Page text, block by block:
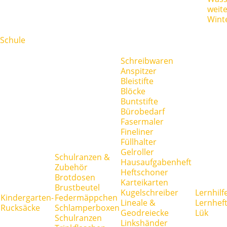
Schule
Kindergarten-
Rucksäcke
Schulranzen &
Zubehör
Brotdosen
Brustbeutel
Federmäppchen
Schlamperboxen
Schulranzen
Schreibwaren
Anspitzer
Bleistifte
Blöcke
Buntstifte
Bürobedarf
Fasermaler
Fineliner
Füllhalter
Gelroller
Hausaufgabenheft
Heftschoner
Karteikarten
Kugelschreiber
Lineale &
Geodreiecke
Linkshänder
Lük